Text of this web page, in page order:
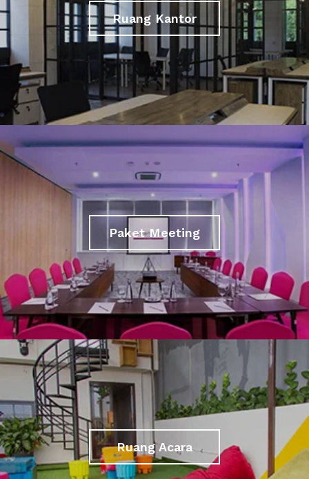
Ruang Kantor
Paket Meeting
Ruang Acara